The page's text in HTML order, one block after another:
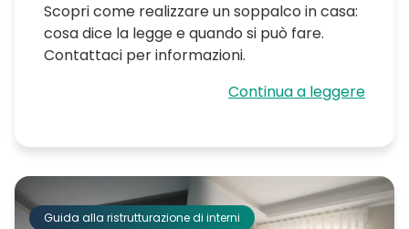
Scopri come realizzare un soppalco in casa:
cosa dice la legge e quando si può fare.
Contattaci per informazioni.
Continua a leggere
Guida alla ristrutturazione di interni